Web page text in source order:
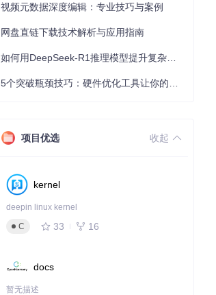
视频元数据深度编辑：专业技巧与案例
网盘直链下载技术解析与应用指南
项目优选 收起
kernel
deepin linux kernel
C
33 16
docs
暂无描述